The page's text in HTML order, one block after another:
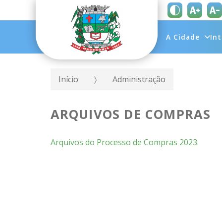
A Cidade
Início Administração
ARQUIVOS DE COMPRAS
Arquivos do Processo de Compras 2023.